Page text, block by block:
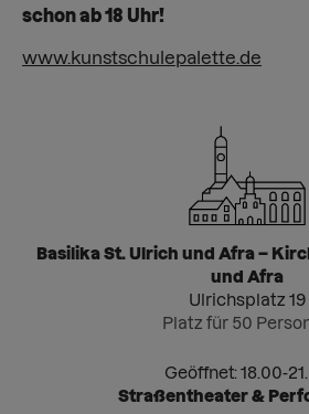
schon ab 18 Uhr!
www.kunstschulepalette.de
Basilika St. Ulrich und Afra –
und Afra
Ulrichsplatz 19
Platz für 50
Geöffnet: 18.00-
Straßentheater &